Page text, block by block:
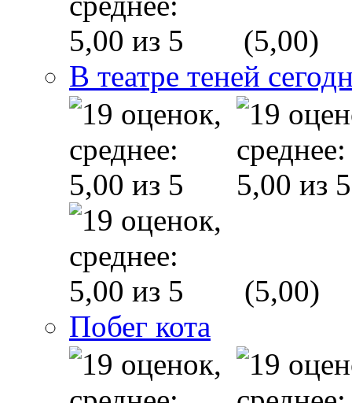
(5,00)
В театре теней
(5,00)
Побег кота